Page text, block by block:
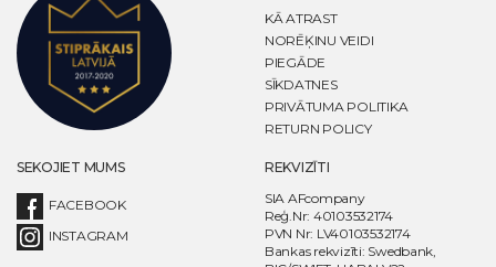
KĀ ATRAST
NORĒĶINU VEIDI
PIEGĀDE
SĪKDATNES
PRIVĀTUMA POLITIKA
RETURN POLICY
SEKOJIET MUMS
FACEBOOK
INSTAGRAM
REKVIZĪTI
SIA AFcompany
Reģ.Nr: 40103532174
PVN Nr: LV40103532174
Bankas rekvizīti: Swedbank,